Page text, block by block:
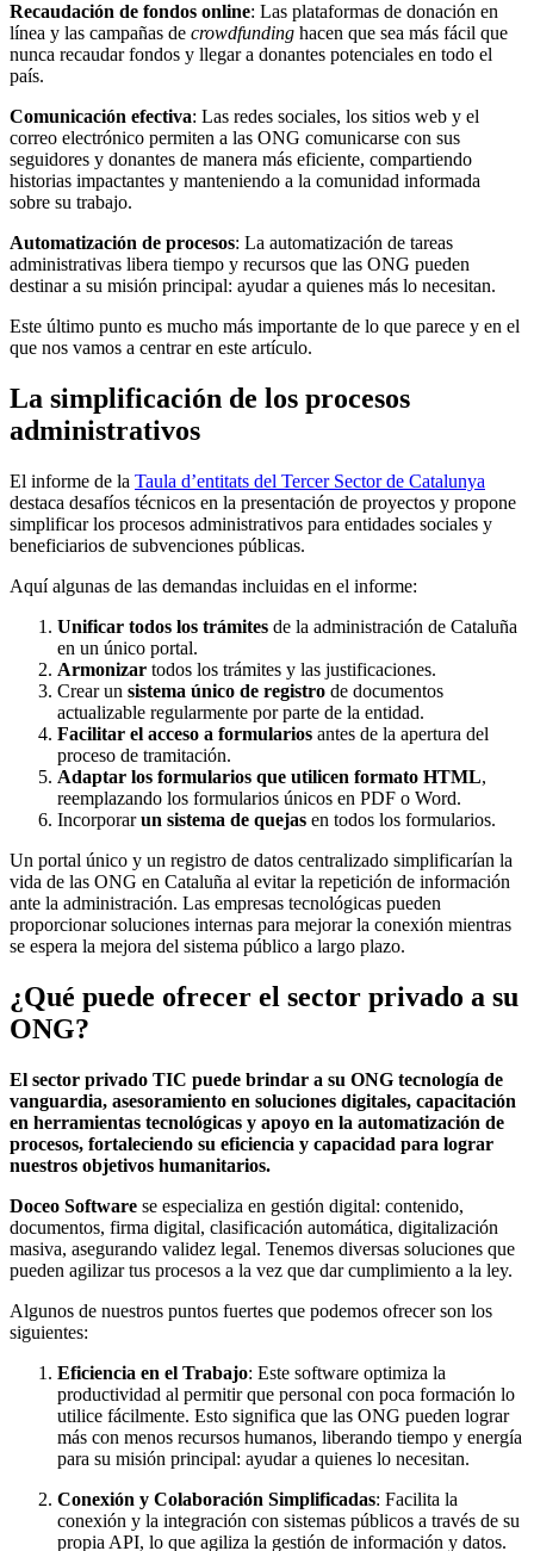
Recaudación de fondos online: Las plataformas de donación en
línea y las campañas de crowdfunding hacen que sea más fácil que
nunca recaudar fondos y llegar a donantes potenciales en todo el
país.
Comunicación efectiva: Las redes sociales, los sitios web y el
correo electrónico permiten a las ONG comunicarse con sus
seguidores y donantes de manera más eficiente, compartiendo
historias impactantes y manteniendo a la comunidad informada
sobre su trabajo.
Automatización de procesos: La automatización de tareas
administrativas libera tiempo y recursos que las ONG pueden
destinar a su misión principal: ayudar a quienes más lo necesitan.
Este último punto es mucho más importante de lo que parece y en el
que nos vamos a centrar en este artículo.
La simplificación de los procesos
administrativos
El informe de la Taula d’entitats del Tercer Sector de Catalunya
destaca desafíos técnicos en la presentación de proyectos y propone
simplificar los procesos administrativos para entidades sociales y
beneficiarios de subvenciones públicas.
Aquí algunas de las demandas incluidas en el informe:
Unificar todos los trámites de la administración de Cataluña
en un único portal.
Armonizar todos los trámites y las justificaciones.
Crear un sistema único de registro de documentos
actualizable regularmente por parte de la entidad.
Facilitar el acceso a formularios antes de la apertura del
proceso de tramitación.
Adaptar los formularios que utilicen formato HTML,
reemplazando los formularios únicos en PDF o Word.
Incorporarun sistema de quejas en todos los formularios.
Un portal único y un registro de datos centralizado simplificarían la
vida de las ONG en Cataluña al evitar la repetición de información
ante la administración. Las empresas tecnológicas pueden
proporcionar soluciones internas para mejorar la conexión mientras
se espera la mejora del sistema público a largo plazo.
¿Qué puede ofrecer el sector privado a su
ONG?
El sector privado TIC puede brindar a su ONG tecnología de
vanguardia, asesoramiento en soluciones digitales, capacitación
en herramientas tecnológicas y apoyo en la automatización de
procesos, fortaleciendo su eficiencia y capacidad para lograr
nuestros objetivos humanitarios.
Doceo Software se especializa en gestión digital: contenido,
documentos, firma digital, clasificación automática, digitalización
masiva, asegurando validez legal. Tenemos diversas soluciones que
pueden agilizar tus procesos a la vez que dar cumplimiento a la ley.
Algunos de nuestros puntos fuertes que podemos ofrecer son los
siguientes:
Eficiencia en el Trabajo: Este software optimiza la
productividad al permitir que personal con poca formación lo
utilice fácilmente. Esto significa que las ONG pueden lograr
más con menos recursos humanos, liberando tiempo y energía
para su misión principal: ayudar a quienes lo necesitan.
Conexión y Colaboración Simplificadas: Facilita la
conexión y la integración con sistemas públicos a través de su
propia API, lo que agiliza la gestión de información y datos.